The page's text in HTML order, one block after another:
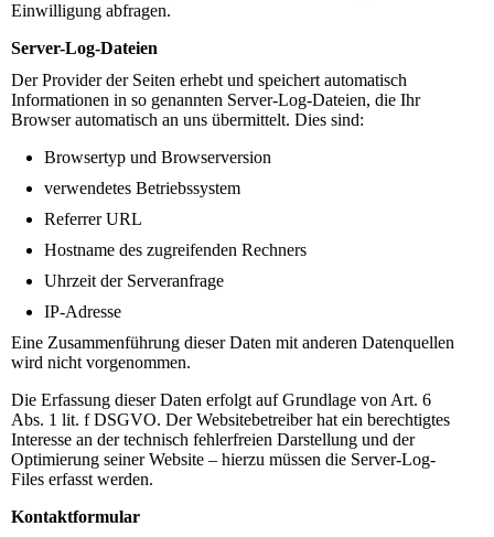
Einwilligung abfragen.
Server-Log-Dateien
Der Provider der Seiten erhebt und speichert automatisch
Informationen in so genannten Server-Log-Dateien, die Ihr
Browser automatisch an uns übermittelt. Dies sind:
Browsertyp und Browserversion
verwendetes Betriebssystem
Referrer URL
Hostname des zugreifenden Rechners
Uhrzeit der Serveranfrage
IP-Adresse
Eine Zusammenführung dieser Daten mit anderen Datenquellen
wird nicht vorgenommen.
Die Erfassung dieser Daten erfolgt auf Grundlage von Art. 6
Abs. 1 lit. f DSGVO. Der Websitebetreiber hat ein berechtigtes
Interesse an der technisch fehlerfreien Darstellung und der
Optimierung seiner Website – hierzu müssen die Server-Log-
Files erfasst werden.
Kontaktformular